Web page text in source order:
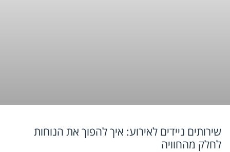
שירותים ניידים לאירוע: איך להפוך את הנוחות
לחלק מהחוויה